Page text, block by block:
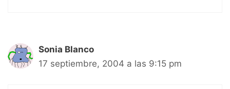
Sonia Blanco
17 septiembre, 2004 a las 9:15 pm